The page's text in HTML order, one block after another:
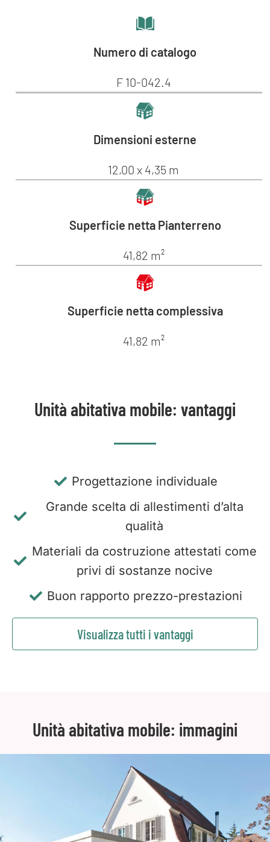
Numero di catalogo
F 10-042.4
Dimensioni esterne
12,00 x 4,35 m
Superficie netta Pianterreno
41,82 m²
Superficie netta complessiva
41,82 m²
Unità abitativa mobile: vantaggi
Progettazione individuale
Grande scelta di allestimenti d’alta
qualità
Materiali da costruzione attestati come
privi di sostanze nocive
Buon rapporto prezzo-prestazioni
Visualizza tutti i vantaggi
Unità abitativa mobile: immagini